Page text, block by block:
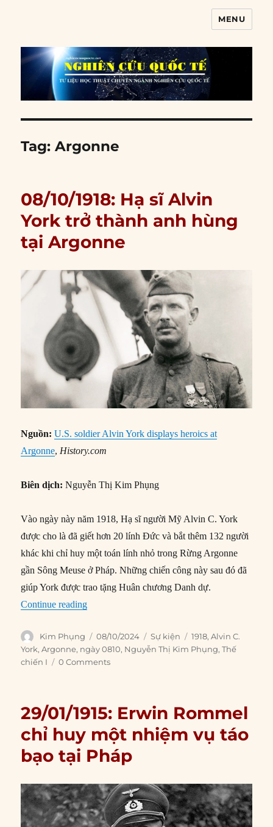
MENU
Tag:Argonne
08/10/1918: Hạ sĩ Alvin
York trở thành anh hùng
tại Argonne
Nguồn:U.S. soldier Alvin York displays heroics at
Argonne, History.com
Biên dịch:Nguyễn Thị Kim Phụng
Vào ngày này năm 1918, Hạ sĩ người Mỹ Alvin C. York
được cho là đã giết hơn 20 lính Đức và bắt thêm 132 người
khác khi chỉ huy một toán lính nhỏ trong Rừng Argonne
gần Sông Meuse ở Pháp. Những chiến công này sau đó đã
giúp York được trao tặng Huân chương Danh dự.
Continue reading“08/10/1918: Hạ sĩ Alvin York trở thành anh
Author
Kim Phụng
Posted
on
08/10/2024 Categories
Sự kiện Tags
1918,Alvin C.
York,Argonne, ngày 0810, Nguyễn Thị Kim Phụng,Thế
chiến I
0 Comments
29/01/1915: Erwin Rommel
chỉ huy một nhiệm vụ táo
bạo tại Pháp